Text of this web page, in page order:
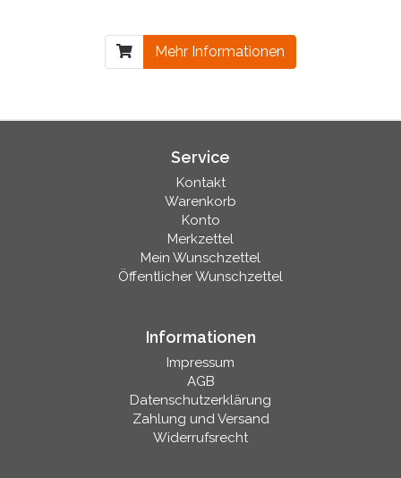
Mehr Informationen
Service
Kontakt
Warenkorb
Konto
Merkzettel
Mein Wunschzettel
Öffentlicher Wunschzettel
Informationen
Impressum
AGB
Datenschutzerklärung
Zahlung und Versand
Widerrufsrecht